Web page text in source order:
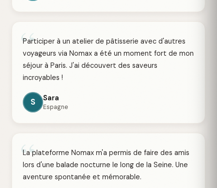
“
Participer à un atelier de pâtisserie avec d'autres
voyageurs via Nomax a été un moment fort de mon
séjour à Paris. J'ai découvert des saveurs
incroyables !
S Sara
Espagne
“
La plateforme Nomax m'a permis de faire des amis
lors d'une balade nocturne le long de la Seine. Une
aventure spontanée et mémorable.